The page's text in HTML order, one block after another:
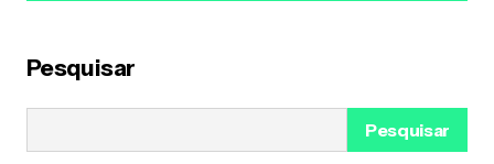
Pesquisar
Pesquisar